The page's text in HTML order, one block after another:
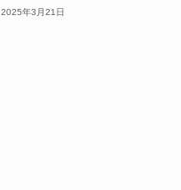
2025年3月21日